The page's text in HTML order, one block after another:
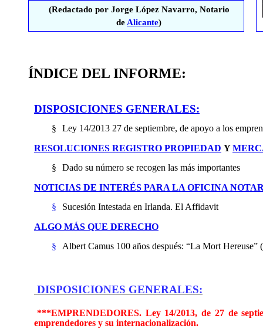
(Redactado por Jorge López Navarro, Notario
deAlicante)
ÍNDICE DEL INFORME:
DISPOSICIONES GENERALES:
§
Ley 14/2013 27 de septiembre, de apoyo a los
RESOLUCIONES REGISTRO PROPIEDAD Y
§
Dado su número se recogen las más importantes
NOTICIAS DE INTERÉS PARA LA OFICINA
§
Sucesión Intestada en Irlanda. El Affidavit
ALGO MÁS QUE DERECHO
§
Albert Camus 100 años después: “La Mort Hereuse”
DISPOSICIONES GENERALES:
***EMPRENDEDORES. Ley 14/2013, de 27 de
emprendedores y su internacionalización.